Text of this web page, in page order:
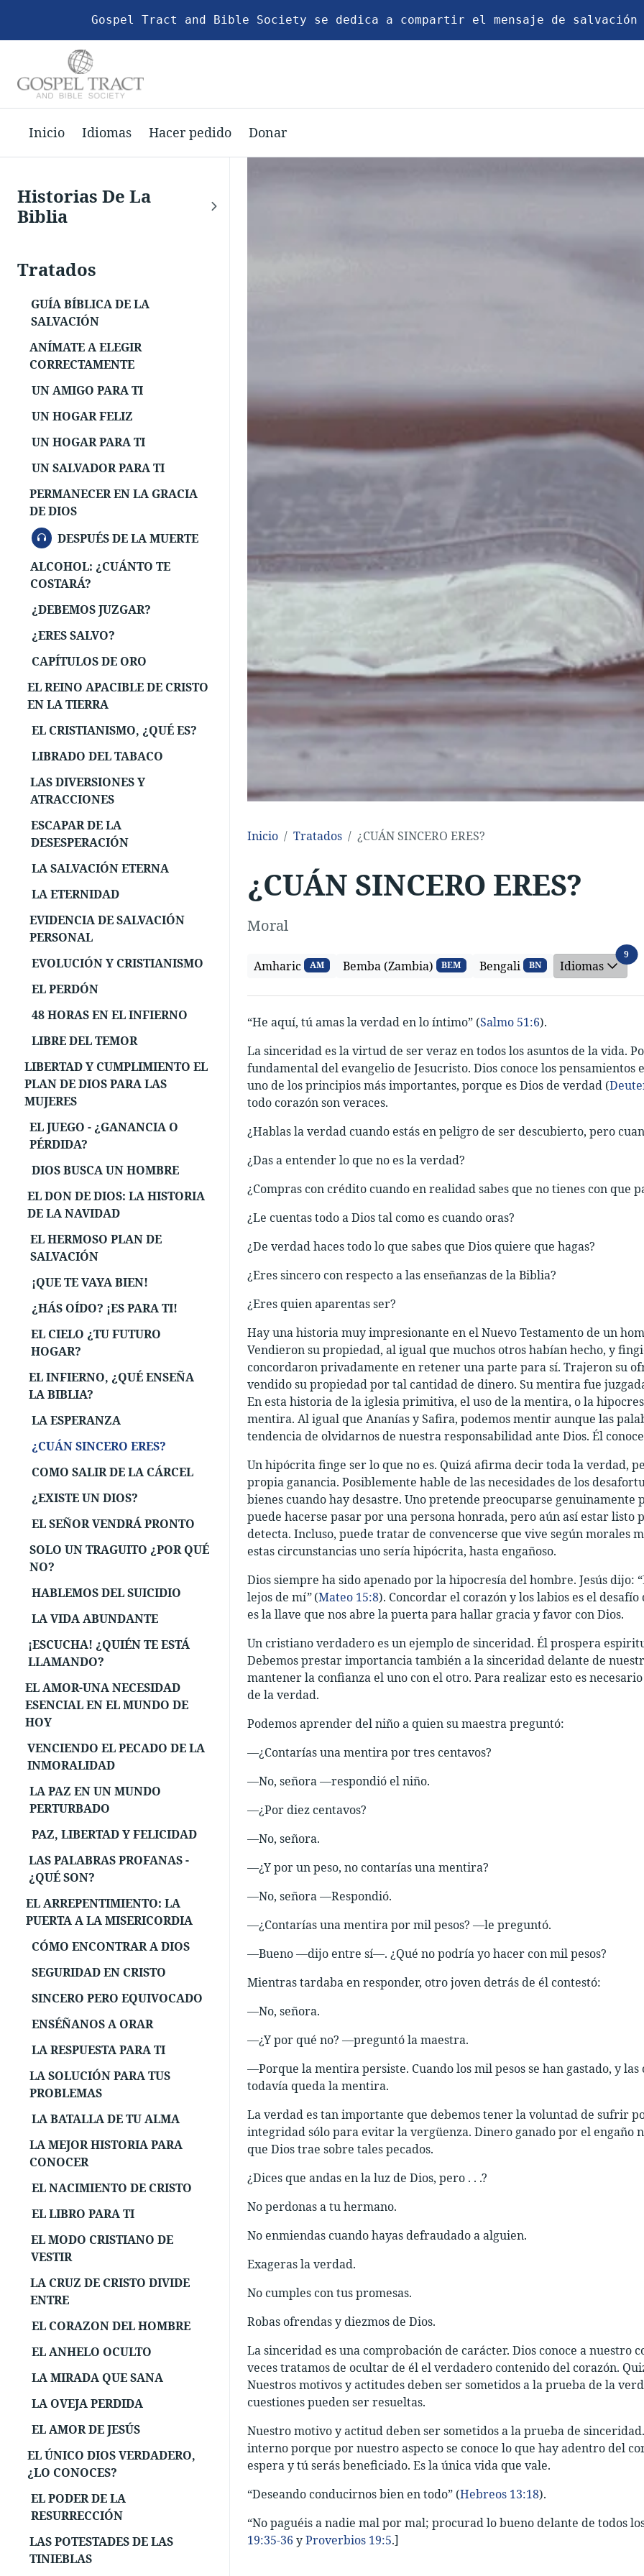
Gospel Tract and Bible Society se dedica a compartir el mensaje de
Inicio Idiomas Hacer pedido Donar
Historias De La
Biblia
Tratados
GUÍA BÍBLICA DE LA
SALVACIÓN
ANÍMATE A ELEGIR
CORRECTAMENTE
UN AMIGO PARA TI
UN HOGAR FELIZ
UN HOGAR PARA TI
UN SALVADOR PARA TI
PERMANECER EN LA GRACIA
DE DIOS
AUDIO
DESPUÉS DE LA MUERTE
ALCOHOL: ¿CUÁNTO TE
COSTARÁ?
¿DEBEMOS JUZGAR?
¿ERES SALVO?
CAPÍTULOS DE ORO
EL REINO APACIBLE DE CRISTO
EN LA TIERRA
EL CRISTIANISMO, ¿QUÉ ES?
LIBRADO DEL TABACO
LAS DIVERSIONES Y
ATRACCIONES
ESCAPAR DE LA
DESESPERACIÓN
LA SALVACIÓN ETERNA
LA ETERNIDAD
EVIDENCIA DE SALVACIÓN
PERSONAL
EVOLUCIÓN Y CRISTIANISMO
EL PERDÓN
48 HORAS EN EL INFIERNO
LIBRE DEL TEMOR
LIBERTAD Y CUMPLIMIENTO EL
PLAN DE DIOS PARA LAS
MUJERES
EL JUEGO - ¿GANANCIA O
PÉRDIDA?
DIOS BUSCA UN HOMBRE
EL DON DE DIOS: LA HISTORIA
DE LA NAVIDAD
EL HERMOSO PLAN DE
SALVACIÓN
¡QUE TE VAYA BIEN!
¿HÁS OÍDO? ¡ES PARA TI!
EL CIELO ¿TU FUTURO
HOGAR?
EL INFIERNO, ¿QUÉ ENSEÑA
LA BIBLIA?
LA ESPERANZA
¿CUÁN SINCERO ERES?
COMO SALIR DE LA CÁRCEL
¿EXISTE UN DIOS?
EL SEÑOR VENDRÁ PRONTO
SOLO UN TRAGUITO ¿POR QUÉ
NO?
HABLEMOS DEL SUICIDIO
LA VIDA ABUNDANTE
¡ESCUCHA! ¿QUIÉN TE ESTÁ
LLAMANDO?
EL AMOR-UNA NECESIDAD
ESENCIAL EN EL MUNDO DE
HOY
VENCIENDO EL PECADO DE LA
INMORALIDAD
LA PAZ EN UN MUNDO
PERTURBADO
PAZ, LIBERTAD Y FELICIDAD
LAS PALABRAS PROFANAS -
¿QUÉ SON?
EL ARREPENTIMIENTO: LA
PUERTA A LA MISERICORDIA
CÓMO ENCONTRAR A DIOS
SEGURIDAD EN CRISTO
SINCERO PERO EQUIVOCADO
ENSÉÑANOS A ORAR
LA RESPUESTA PARA TI
LA SOLUCIÓN PARA TUS
PROBLEMAS
LA BATALLA DE TU ALMA
LA MEJOR HISTORIA PARA
CONOCER
EL NACIMIENTO DE CRISTO
EL LIBRO PARA TI
EL MODO CRISTIANO DE
VESTIR
LA CRUZ DE CRISTO DIVIDE
ENTRE
EL CORAZON DEL HOMBRE
EL ANHELO OCULTO
LA MIRADA QUE SANA
LA OVEJA PERDIDA
EL AMOR DE JESÚS
EL ÚNICO DIOS VERDADERO,
¿LO CONOCES?
EL PODER DE LA
RESURRECCIÓN
LAS POTESTADES DE LAS
TINIEBLAS
Inicio Tratados ¿CUÁN SINCERO ERES?
¿CUÁN SINCERO ERES?
Moral
Amharic AM Bemba (Zambia) BEM Bengali BN Idiomas
9
“He aquí, tú amas la verdad en lo íntimo” (Salmo 51:6).
La sinceridad es la virtud de ser veraz en todos los asuntos de la vida.
fundamental del evangelio de Jesucristo. Dios conoce los
uno de los principios más importantes, porque es Dios de verdad (
todo corazón son veraces.
¿Hablas la verdad cuando estás en peligro de ser descubierto, pero
¿Das a entender lo que no es la verdad?
¿Compras con crédito cuando en realidad sabes que no tienes con que
¿Le cuentas todo a Dios tal como es cuando oras?
¿De verdad haces todo lo que sabes que Dios quiere que hagas?
¿Eres sincero con respecto a las enseñanzas de la Biblia?
¿Eres quien aparentas ser?
Hay una historia muy impresionante en el Nuevo Testamento de un
Vendieron su propiedad, al igual que muchos otros habían hecho, y
concordaron privadamente en retener una parte para sí. Trajeron su
vendido su propiedad por tal cantidad de dinero. Su mentira fue
En esta historia de la iglesia primitiva, el uso de la mentira, o la
mentira. Al igual que Ananías y Safira, podemos mentir aunque las
tendencia de olvidarnos de nuestra responsabilidad ante Dios. Él
Un hipócrita finge ser lo que no es. Quizá afirma decir toda la verdad,
propia ganancia. Posiblemente hable de las necesidades de los
bienes cuando hay desastre. Uno pretende preocuparse
puede hacerse pasar por una persona honrada, pero aún así estar
detecta. Incluso, puede tratar de convencerse que vive según morales
estas circunstancias uno sería hipócrita, hasta engañoso.
Dios siempre ha sido apenado por la hipocresía del hombre. Jesús dijo:
lejos de mí”(Mateo 15:8). Concordar el corazón y los labios es el
es la llave que nos abre la puerta para hallar gracia y favor con Dios.
Un cristiano verdadero es un ejemplo de sinceridad. Él prospera
Debemos prestar importancia también a la sinceridad delante de
mantener la confianza el uno con el otro. Para realizar esto es
de la verdad.
Podemos aprender del niño a quien su maestra preguntó:
—¿Contarías una mentira por tres centavos?
—No, señora —respondió el niño.
—¿Por diez centavos?
—No, señora.
—¿Y por un peso, no contarías una mentira?
—No, señora —Respondió.
—¿Contarías una mentira por mil pesos? —le preguntó.
—Bueno —dijo entre sí—. ¿Qué no podría yo hacer con mil pesos?
Mientras tardaba en responder, otro joven detrás de él contestó:
—No, señora.
—¿Y por qué no? —preguntó la maestra.
—Porque la mentira persiste. Cuando los mil pesos se han gastado, y las
todavía queda la mentira.
La verdad es tan importante que debemos tener la voluntad de sufrir
integridad sólo para evitar la vergüenza. Dinero ganado por el engaño
que Dios trae sobre tales pecados.
¿Dices que andas en la luz de Dios, pero . . .?
No perdonas a tu hermano.
No enmiendas cuando hayas defraudado a alguien.
Exageras la verdad.
No cumples con tus promesas.
Robas ofrendas y diezmos de Dios.
La sinceridad es una comprobación de carácter. Dios conoce a nuestro
veces tratamos de ocultar de él el verdadero contenido del corazón.
Nuestros motivos y actitudes deben ser sometidos a la prueba de la
cuestiones pueden ser resueltas.
Nuestro motivo y actitud deben ser sometidos a la prueba de
interno porque por nuestro aspecto se conoce lo que hay adentro del
espera y tú serás beneficiado. Es la única vida que vale.
“Deseando conducirnos bien en todo” (Hebreos 13:18).
“No paguéis a nadie mal por mal; procurad lo bueno delante de todos
19:35-36 yProverbios 19:5.]